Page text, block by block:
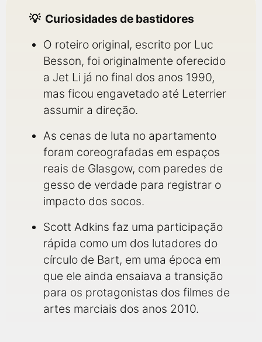
Curiosidades de bastidores
O roteiro original, escrito por Luc
Besson, foi originalmente oferecido
a Jet Li já no final dos anos 1990,
mas ficou engavetado até Leterrier
assumir a direção.
As cenas de luta no apartamento
foram coreografadas em espaços
reais de Glasgow, com paredes de
gesso de verdade para registrar o
impacto dos socos.
Scott Adkins faz uma participação
rápida como um dos lutadores do
círculo de Bart, em uma época em
que ele ainda ensaiava a transição
para os protagonistas dos filmes de
artes marciais dos anos 2010.